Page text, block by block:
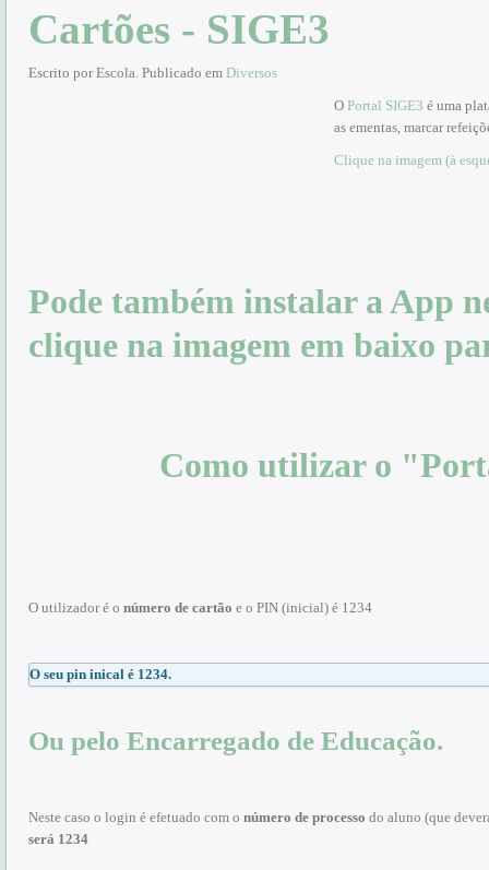
Cartões - SIGE3
Escrito por Escola. Publicado em Diversos
O Portal SIGE3 é uma
as ementas, marcar
Clique na imagem (à
Pode também instalar a App
clique na imagem em baixo
Como utilizar o
O utilizador é o número de cartão e o PIN (inicial) é 1234
O seu pin inical é 1234.
Ou pelo Encarregado de Educação.
Neste caso o login é efetuado com o número de processo do aluno (que
será 1234